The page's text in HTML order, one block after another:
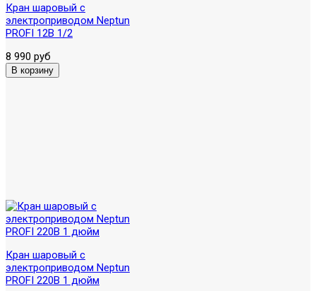
Кран шаровый с
электроприводом Neptun
PROFI 12В 1/2
8 990 руб
Кран шаровый с
электроприводом Neptun
PROFI 220В 1 дюйм